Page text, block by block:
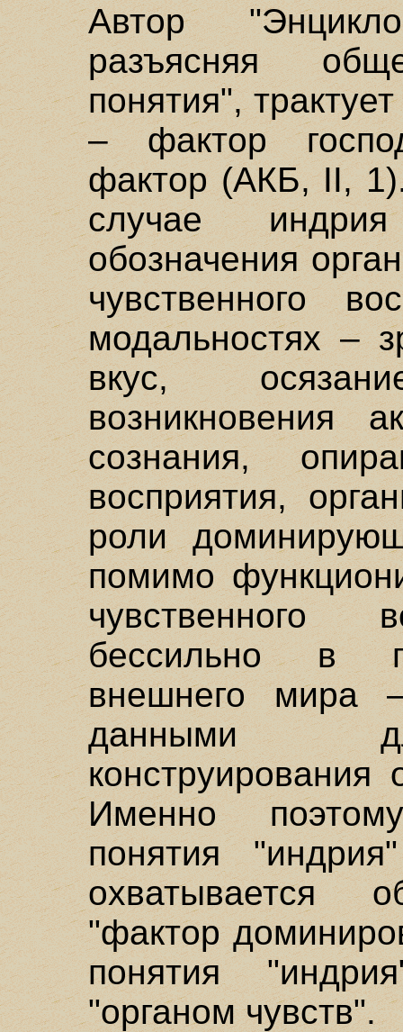
Автор
разъясняя
понятия",
– фактор
фактор (АКБ, II,
случае
обозначения
чувственного
модальностях –
вкус,
возникновения
сознания,
восприятия,
роли
помимо
чувственного
бессильно в
внешнего мира
данными
конструирования
Именно
понятия
охватывается
"фактор
понятия
"органом чувств".